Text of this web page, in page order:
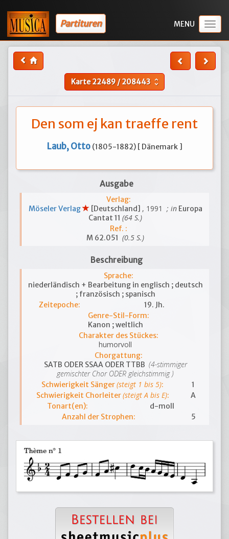
Partituren
Karte22489/208443 unfold_more
Den som ej kan traeffe rent
Laub, Otto (1805-1882) [ Dänemark ]
Ausgabe
Verlag:
Möseler Verlag
[Deutschland] , 1991 ; inEuropa
Cantat 11 (64 S.)
Ref. :
M 62.051 (0.5 S.)
Beschreibung
Sprache:
niederländisch + Bearbeitung in englisch ; deutsch
; französisch ; spanisch
Zeitepoche:
19. Jh.
Genre-Stil-Form:
Kanon ; weltlich
Charakter des Stückes:
humorvoll
Chorgattung:
SATB ODER SSAA ODER TTBB (4-stimmiger
gemischter Chor ODER gleichstimmig )
Schwierigkeit Sänger(steigt 1 bis 5):
1
Schwierigkeit Chorleiter(steigt A bis E):
A
Tonart(en):
d-moll
Anzahl der Strophen:
5